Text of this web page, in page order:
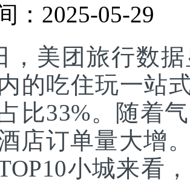
：2025-05-29
，美团旅行数
的吃住玩一站
比33%。随着
店订单量大增
小城来看